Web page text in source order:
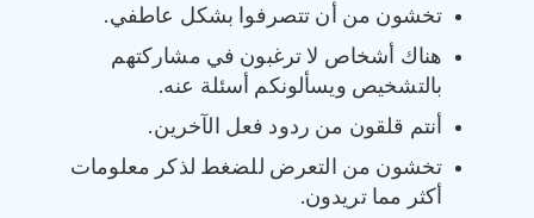
تخشون من أن تتصرفوا بشكل عاطفي.
هناك أشخاص لا ترغبون في مشاركتهم
بالتشخيص ويسألونكم أسئلة عنه.
أنتم قلقون من ردود فعل الآخرين.
تخشون من التعرض للضغط لذكر معلومات
أكثر مما تريدون.